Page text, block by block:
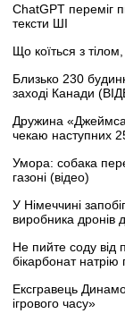
ChatGPT переміг
тексти ШІ
Що коїться з
Близько 230
заході Канади
Дружина «Джеймса
чекаю наступних
Умора: собака
газоні (відео)
У Німеччині
виробника дронів
Не пийте соду від
бікарбонат
Ексгравець
ігрового часу»